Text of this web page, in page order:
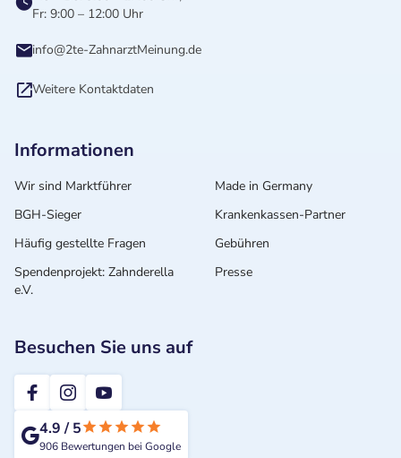
Fr: 9:00 – 12:00 Uhr
info@2te-ZahnarztMeinung.de
Weitere Kontaktdaten
Informationen
Wir sind Marktführer
Made in Germany
BGH-Sieger
Krankenkassen-Partner
Häufig gestellte Fragen
Gebühren
Spendenprojekt: Zahnderella
e.V.
Presse
Besuchen Sie uns auf
2te-ZahnarztMeinung
4.9/5
906 Bewertungen bei Google